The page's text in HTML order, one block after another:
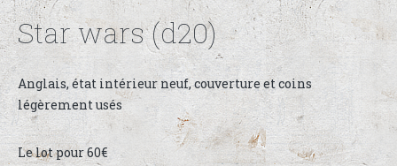
Star wars (d20)
Anglais, état intérieur neuf, couverture et coins
légèrement usés
Le lot pour 60€